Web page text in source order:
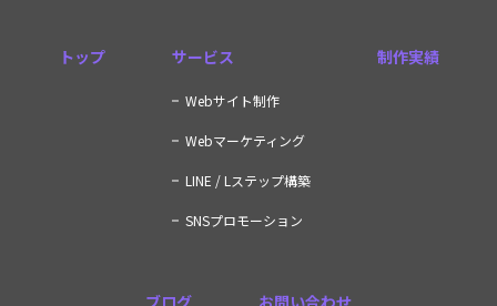
トップ サービス
Webサイト制作
Webマーケティング
LINE / Lステップ構築
SNSプロモーション
制作実績
ブログ お問い合わせ